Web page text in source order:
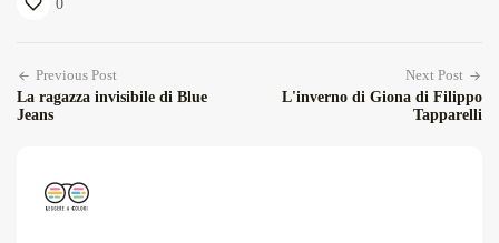
0
Previous Post
La ragazza invisibile di Blue
Jeans
Next Post
L'inverno di Giona di Filippo
Tapparelli